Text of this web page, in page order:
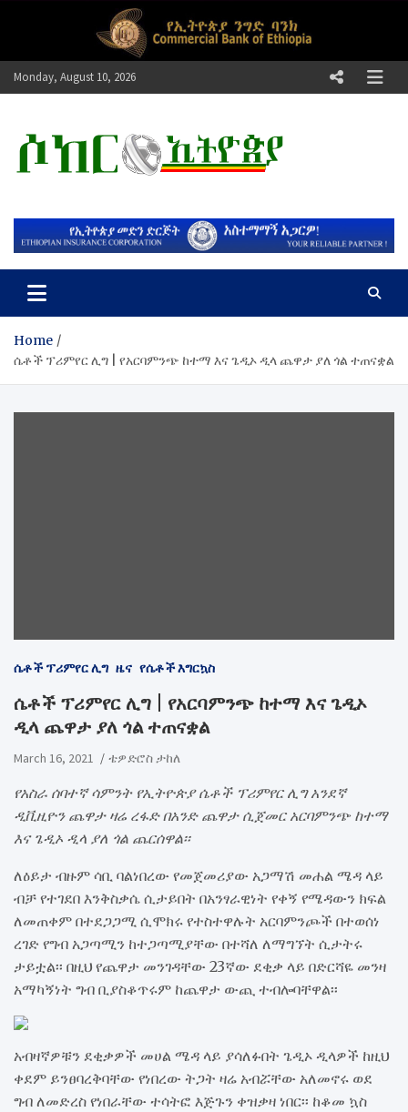
Monday, August 10, 2026
ሶከር ኢትዮጵያ
Home
ሴቶች ፕሪምየር ሊግ | የአርባምንጭ ከተማ እና ጌዲኦ ዲላ ጨዋታ ያለ ጎል ተጠናቋል
ሴቶች ፕሪምየር ሊግ ዜና የሴቶች እግርኳስ
ሴቶች ፕሪምየር ሊግ | የአርባምንጭ ከተማ እና ጌዲኦ
ዲላ ጨዋታ ያለ ጎል ተጠናቋል
March 16, 2021 ቴዎድሮስ ታከለ
የአስራ ሰባተኛ ሳምንት የኢትዮጵያ ሴቶች ፕሪምየር ሊግ አንደኛ
ዲቪዚዮን ጨዋታ ዛሬ ረፋድ በአንድ ጨዋታ ሲጀመር አርባምንጭ ከተማ
እና ጌዲኦ ዲላ ያለ ጎል ጨርሰዋል፡፡
ለዕይታ ብዙም ሳቢ ባልነበረው የመጀመሪያው አጋማሽ መሐል ሜዳ ላይ
ብቻ የተገደበ እንቅስቃሴ ሲታይበት በአንፃራዊነት የቀኝ የሜዳውን ክፍል
ለመጠቀም በተደጋጋሚ ሲሞክሩ የተስተዋሉት አርባምንጮች በተወሰነ
ረገድ የግብ አጋጣሚን ከተጋጣሚያቸው በተሻለ ለማግኘት ሲታትሩ
ታይቷል፡፡ በዚህ የጨዋታ መንገዳቸው 23ኛው ደቂቃ ላይ በድርሻዬ መንዛ
አማካኝነት ግብ ቢያስቆጥሩም ከጨዋታ ውጪ ተብሎባቸዋል፡፡
አብዛኛዎቹን ደቂቃዎች መሀል ሜዳ ላይ ያሳለፉበት ጌዲኦ ዲላዎች ከዚህ
ቀደም ይንፀባረቅባቸው የነበረው ትጋት ዛሬ አብሯቸው አለመኖሩ ወደ
ግብ ለመድረስ የነበራቸው ተሳትፎ እጅጉን ቀዝቃዛ ነበር፡፡ ከቆመ ኳስ